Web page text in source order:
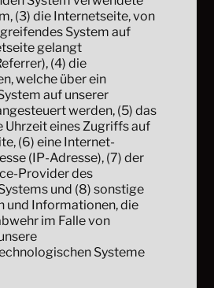
(3) die Internetseite, von
System auf
gelangt
(4) die
welche über ein
auf unserer
werden, (5) das
Uhrzeit eines Zugriffs auf
(6) eine Internet-
(IP-Adresse), (7) der
Provider des
und (8) sonstige
und Informationen, die
im Falle von
Systeme